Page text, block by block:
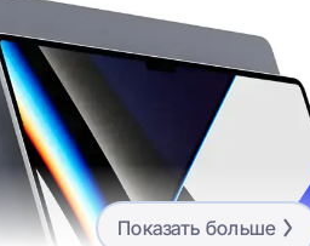
Показать больше